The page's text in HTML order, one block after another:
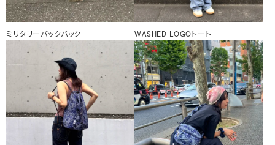
ミリタリーバックパック WASHED LOGOトート